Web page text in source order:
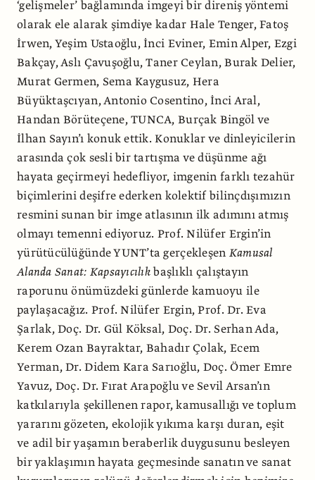
‘gelişmeler’ bağlamında imgeyi bir direniş yöntemi
olarak ele alarak şimdiye kadar Hale Tenger, Fatoş
İrwen, Yeşim Ustaoğlu, İnci Eviner, Emin Alper, Ezgi
Bakçay, Aslı Çavuşoğlu, Taner Ceylan, Burak Delier,
Murat Germen, Sema Kaygusuz, Hera
Büyüktaşcıyan, Antonio Cosentino, İnci Aral,
Handan Börüteçene, TUNCA, Burçak Bingöl ve
İlhan Sayın’ı konuk ettik. Konuklar ve dinleyicilerin
arasında çok sesli bir tartışma ve düşünme ağı
hayata geçirmeyi hedefliyor, imgenin farklı tezahür
biçimlerini deşifre ederken kolektif bilinçdışımızın
resmini sunan bir imge atlasının ilk adımını atmış
olmayı temenni ediyoruz. Prof. Nilüfer Ergin’in
yürütücülüğünde YUNT’ta gerçekleşenKamusal
Alanda Sanat: Kapsayıcılıkbaşlıklı çalıştayın
raporunu önümüzdeki günlerde kamuoyu ile
paylaşacağız. Prof. Nilüfer Ergin, Prof. Dr. Eva
Şarlak, Doç. Dr. Gül Köksal, Doç. Dr. Serhan Ada,
Kerem Ozan Bayraktar, Bahadır Çolak, Ecem
Yerman, Dr. Didem Kara Sarıoğlu, Doç. Ömer Emre
Yavuz, Doç. Dr. Fırat Arapoğlu ve Sevil Arsan’ın
katkılarıyla şekillenen rapor, kamusallığı ve toplum
yararını gözeten, ekolojik yıkıma karşı duran, eşit
ve adil bir yaşamın beraberlik duygusunu besleyen
bir yaklaşımın hayata geçmesinde sanatın ve sanat